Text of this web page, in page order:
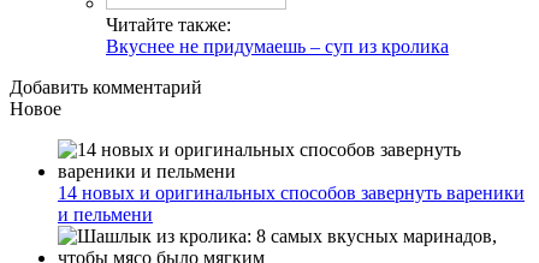
Читайте также:
Вкуснее не придумаешь – суп из кролика
Добавить комментарий
Новое
14 новых и оригинальных способов завернуть вареники
и пельмени